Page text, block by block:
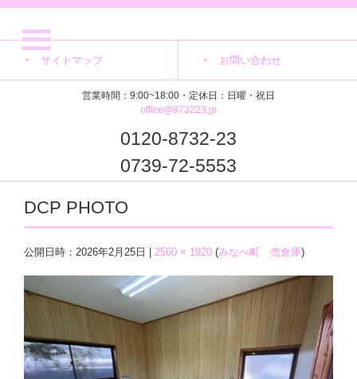
サイトマップ お問い合わせ
営業時間：9:00~18:00・定休日：日曜・祝日
office@873223.jp
0120-8732-23
0739-72-5553
DCP PHOTO
公開日時： 2026年2月25日 2560 × 1920 (みなべ町 売倉庫)